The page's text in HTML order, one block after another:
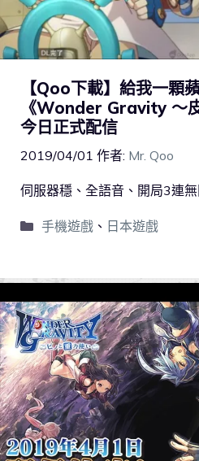
【Qoo下載】給我一顆
《Wonder Gravity ～
今日正式配信
2019/04/01 作者: Mr. Qoo
伺服器穩、全語音、開局3連無
手機遊戲、 日本遊戲